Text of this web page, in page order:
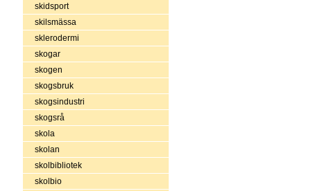
skidsport
skilsmässa
sklerodermi
skogar
skogen
skogsbruk
skogsindustri
skogsrå
skola
skolan
skolbibliotek
skolbio